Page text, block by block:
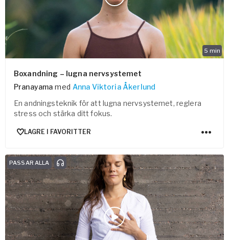
5 min
Boxandning – lugna nervsystemet
Pranayama med Anna Viktoria Åkerlund
En andningsteknik för att lugna nervsystemet, reglera
stress och stärka ditt fokus.
LAGRE I FAVORITTER
PASSAR ALLA